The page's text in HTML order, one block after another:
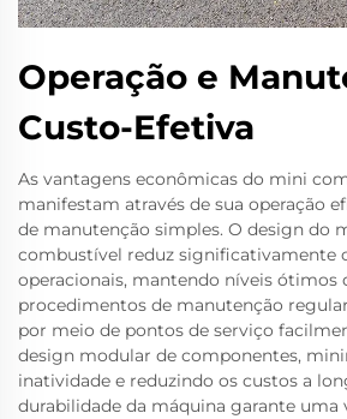
Operação e
Custo-Efetiva
As vantagens econômicas do mini
manifestam através de sua operação
de manutenção simples. O design do
combustível reduz significativamente
operacionais, mantendo níveis ótimos
procedimentos de manutenção
por meio de pontos de serviço
design modular de componentes,
inatividade e reduzindo os custos a
durabilidade da máquina garante